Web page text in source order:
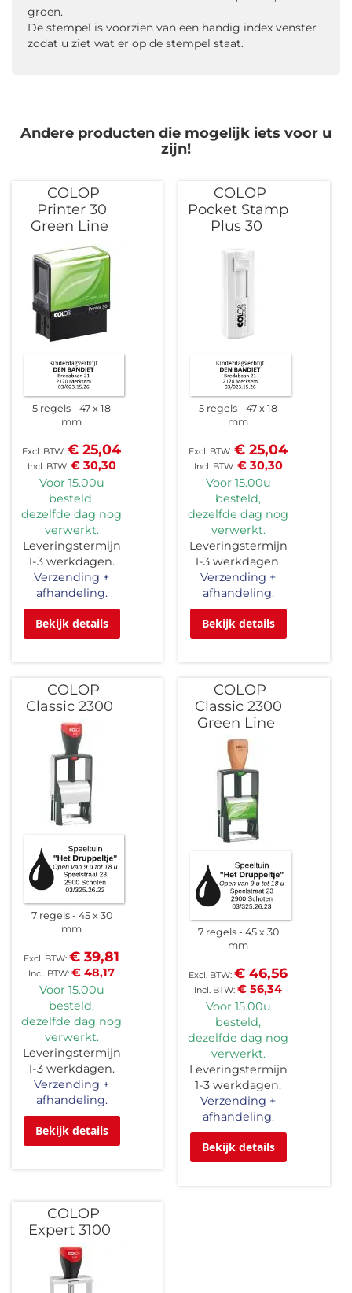
groen.
De stempel is voorzien van een handig index venster
zodat u ziet wat er op de stempel staat.
Andere producten die mogelijk iets voor u
zijn!
COLOP
Printer 30
Green Line
5 regels
47 x 18
mm
€ 30,30
€ 25,04
Voor 15.00u
besteld,
dezelfde dag nog
verwerkt.
Leveringstermijn
1-3 werkdagen.
Verzending +
afhandeling.
Bekijk details
COLOP
Pocket Stamp
Plus 30
5 regels
47 x 18
mm
€ 30,30
€ 25,04
Voor 15.00u
besteld,
dezelfde dag nog
verwerkt.
Leveringstermijn
1-3 werkdagen.
Verzending +
afhandeling.
Bekijk details
COLOP
Classic 2300
7 regels
45 x 30
mm
€ 48,17
€ 39,81
Voor 15.00u
besteld,
dezelfde dag nog
verwerkt.
Leveringstermijn
1-3 werkdagen.
Verzending +
afhandeling.
Bekijk details
COLOP
Classic 2300
Green Line
7 regels
45 x 30
mm
€ 56,34
€ 46,56
Voor 15.00u
besteld,
dezelfde dag nog
verwerkt.
Leveringstermijn
1-3 werkdagen.
Verzending +
afhandeling.
Bekijk details
COLOP
Expert 3100